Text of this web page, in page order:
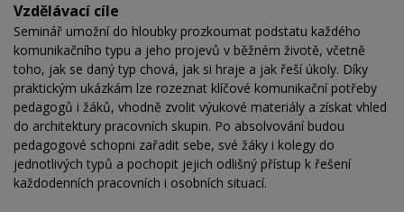
Vzdělávací cíle
Seminář umožní do hloubky prozkoumat podstatu každého
komunikačního typu a jeho projevů v běžném životě, včetně
toho, jak se daný typ chová, jak si hraje a jak řeší úkoly. Díky
praktickým ukázkám lze rozeznat klíčové komunikační potřeby
pedagogů i žáků, vhodně zvolit výukové materiály a získat vhled
do architektury pracovních skupin. Po absolvování budou
pedagogové schopni zařadit sebe, své žáky i kolegy do
jednotlivých typů a pochopit jejich odlišný přístup k řešení
každodenních pracovních i osobních situací.